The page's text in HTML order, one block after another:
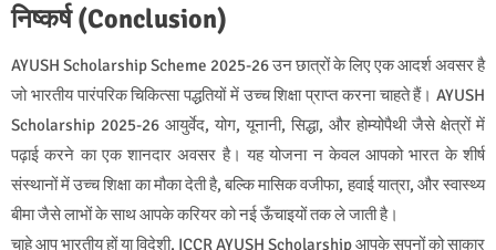
निष्कर्ष (Conclusion)
AYUSH Scholarship Scheme 2025-26 उन छात्रों के लिए एक आदर्श अवसर है
जो भारतीय पारंपरिक चिकित्सा पद्धतियों में उच्च शिक्षा प्राप्त करना चाहते हैं। AYUSH
Scholarship 2025-26 आयुर्वेद, योग, यूनानी, सिद्धा, और होम्योपैथी जैसे क्षेत्रों में
पढ़ाई करने का एक शानदार अवसर है। यह योजना न केवल आपको भारत के शीर्ष
संस्थानों में उच्च शिक्षा का मौका देती है, बल्कि मासिक वजीफा, हवाई यात्रा, और स्वास्थ्य
बीमा जैसे लाभों के साथ आपके करियर को नई ऊँचाइयों तक ले जाती है।
चाहे आप भारतीय हों या विदेशी, ICCR AYUSH Scholarship आपके सपनों को साकार